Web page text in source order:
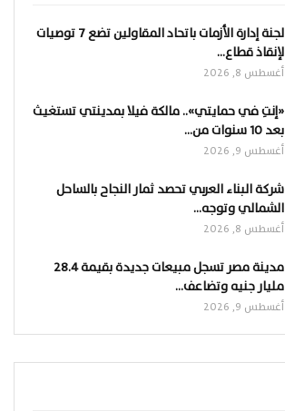
لجنة إدارة الأزمات باتحاد المقاولين تضع 7 توصيات
لإنقاذ قطاع…
أغسطس 8, 2026
«إنتِ في حمايتي».. مالكة فيلا بمدينتي تستغيث
بعد 10 سنوات من…
أغسطس 9, 2026
شركة البناء العربي تحصد ثمار النجاح بالساحل
الشمالي وتوجه…
أغسطس 8, 2026
مدينة مصر تسجل مبيعات جديدة بقيمة 28.4
مليار جنيه وتضاعف…
أغسطس 9, 2026